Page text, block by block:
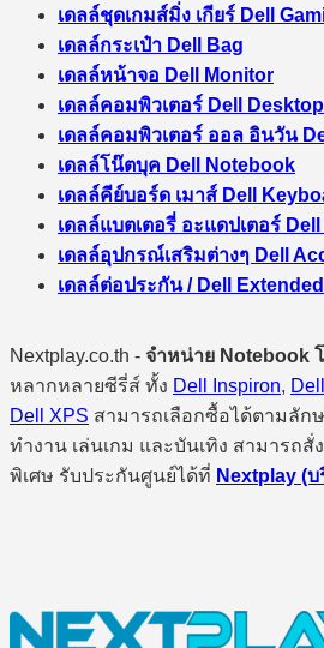
เดลล์ชุดเกมส์มิ่ง เกียร์ Dell
เดลล์กระเป๋า Dell Bag
เดลล์หน้าจอ Dell Monitor
เดลล์คอมพิวเตอร์ Dell Desktop
เดลล์คอมพิวเตอร์ ออล อินวัน
เดลล์โน๊ตบุค Dell Notebook
เดลล์คีย์บอร์ด เมาส์ Dell
เดลล์แบตเตอรี่ อะแดปเตอร์
เดลล์อุปกรณ์เสริมต่างๆ Dell
เดลล์ต่อประกัน / Dell
Nextplay.co.th - จำหน่าย Notebook
หลากหลายซีรี่ส์ ทั้ง Dell Inspiron,
Dell XPS สามารถเลือกซื้อได้ตามลัก
ทำงาน เล่นเกม และบันเทิง สามารถ
พิเศษ รับประกันศูนย์ได้ที่ Nextplay (